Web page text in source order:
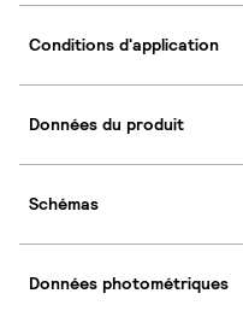
Conditions d'application
Données du produit
Schémas
Données photométriques